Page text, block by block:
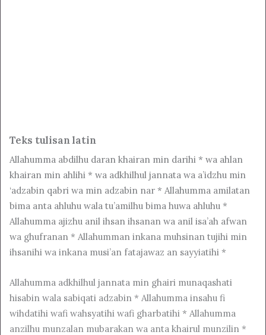
Teks tulisan latin
Allahumma abdilhu daran khairan min darihi * wa ahlan
khairan min ahlihi * wa adkhilhul jannata wa a’idzhu min
‘adzabin qabri wa min adzabin nar * Allahumma amilatan
bima anta ahluhu wala tu’amilhu bima huwa ahluhu *
Allahumma ajizhu anil ihsan ihsanan wa anil isa’ah afwan
wa ghufranan * Allahumman inkana muhsinan tujihi min
ihsanihi wa inkana musi’an fatajawaz an sayyiatihi *
Allahumma adkhilhul jannata min ghairi munaqashati
hisabin wala sabiqati adzabin * Allahumma insahu fi
wihdatihi wafi wahsyatihi wafi gharbatihi * Allahumma
anzilhu munzalan mubarakan wa anta khairul munzilin *